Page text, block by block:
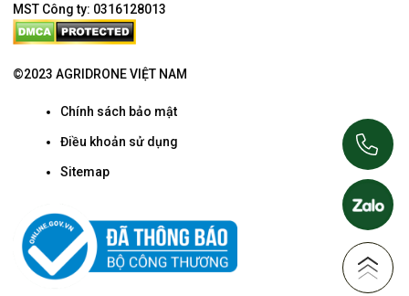
MST Công ty: 0316128013
©2023 AGRIDRONE VIỆT NAM
Chính sách bảo mật
Điều khoản sử dụng
Sitemap